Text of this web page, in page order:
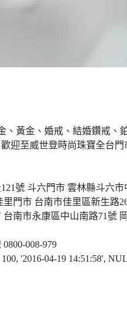
、黃金、婚戒、結婚鑽戒、
迎至威世登時尚珠寶全台
121號 斗六門市 雲林縣斗六市
里門市 台南市佳里區新生路
台南市永康區中山南路71號
0800-008-979
'2016-04-19 14:51:58',